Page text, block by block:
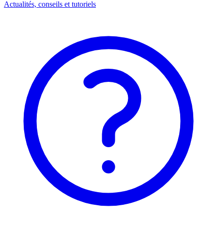
Actualités, conseils et tutoriels